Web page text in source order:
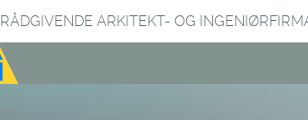
RÅDGIVENDE ARKITEKT- OG